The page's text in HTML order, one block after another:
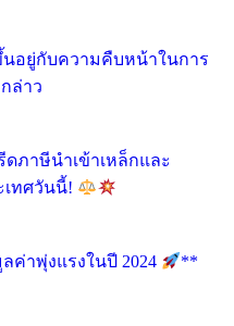
อยู่กับความคืบหน้าในการ
ล่าว
ดภาษีนำเข้าเหล็กและ
เทศวันนี้!
าพุ่งแรงในปี 2024
**